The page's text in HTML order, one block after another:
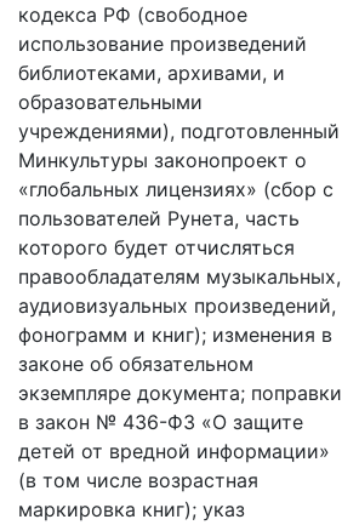
кодекса РФ (свободное
использование произведений
библиотеками, архивами, и
образовательными
учреждениями), подготовленный
Минкультуры законопроект о
«глобальных лицензиях» (сбор с
пользователей Рунета, часть
которого будет отчисляться
правообладателям музыкальных,
аудиовизуальных произведений,
фонограмм и книг); изменения в
законе об обязательном
экземпляре документа; поправки
в закон № 436-ФЗ «О защите
детей от вредной информации»
(в том числе возрастная
маркировка книг); указ